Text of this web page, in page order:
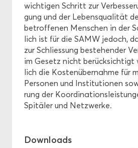
wich­ti­gen Schritt zur
gung und der Le­bens­qua­li­tät
be­trof­fe­nen Men­schen in der
lich ist für die SAMW je­doch,
zur Schlies­sung be­stehen­der
im Ge­setz nicht
lich die Kos­ten­über­nah­me für
Per­so­nen und In­sti­tu­tio­nen
rung der
Spi­tä­ler und Netz­wer­ke.
Down­loads